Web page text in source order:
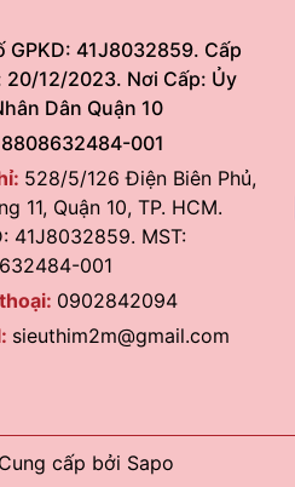
GPKD: 41J8032859. Cấp
20/12/2023. Nơi Cấp: Ủy
Dân Quận 10
8808632484-001
528/5/126 Điện Biên Phủ,
11, Quận 10, TP. HCM.
41J8032859. MST:
001
0902842094
sieuthim2m@gmail.com
Cung cấp bởi Sapo